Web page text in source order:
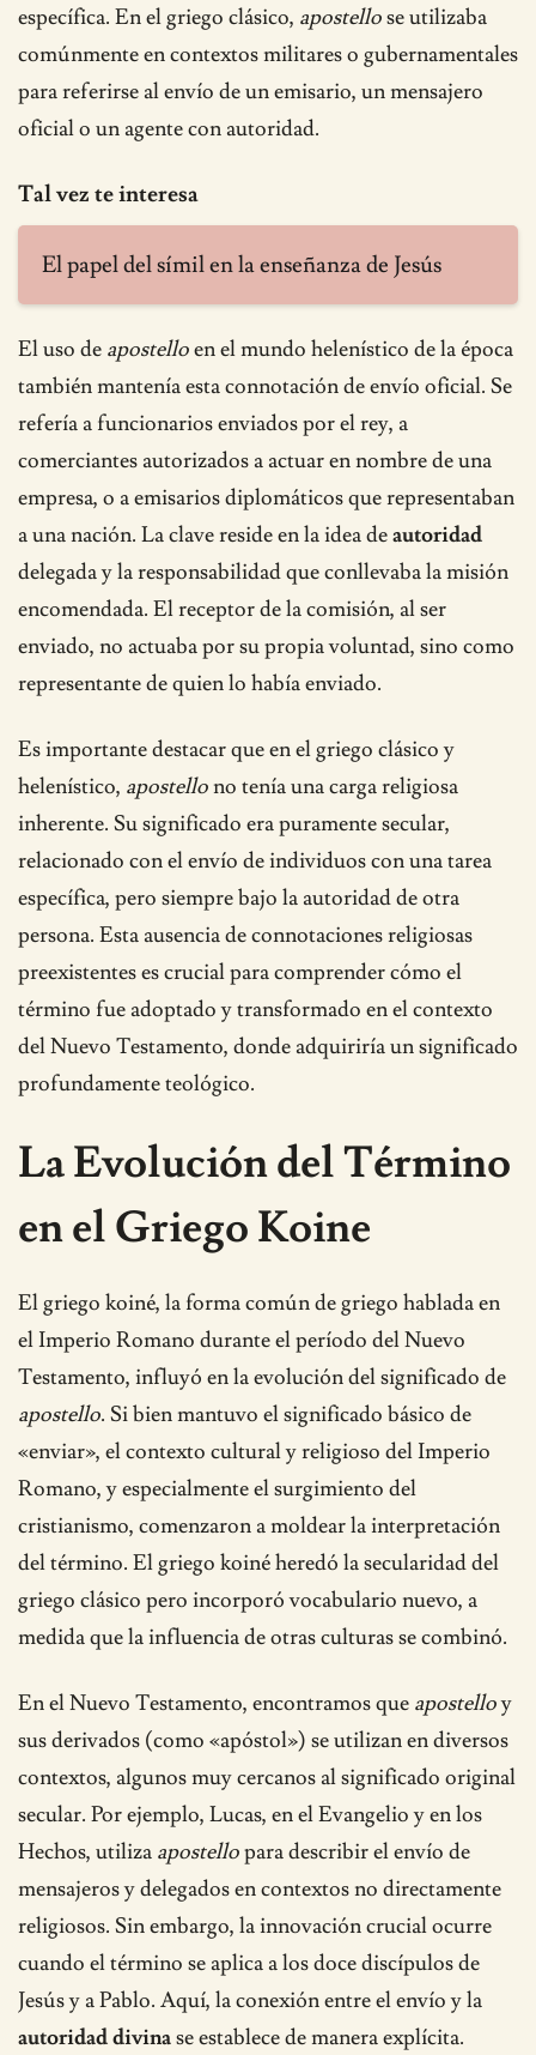
específica. En el griego clásico, apostellose utilizaba
comúnmente en contextos militares o gubernamentales
para referirse al envío de un emisario, un mensajero
oficial o un agente con autoridad.
Tal vez te interesa
El papel del símil en la enseñanza de Jesús
El uso de apostelloen el mundo helenístico de la época
también mantenía esta connotación de envío oficial. Se
refería a funcionarios enviados por el rey, a
comerciantes autorizados a actuar en nombre de una
empresa, o a emisarios diplomáticos que representaban
a una nación. La clave reside en la idea deautoridad
delegada y la responsabilidad que conllevaba la misión
encomendada. El receptor de la comisión, al ser
enviado, no actuaba por su propia voluntad, sino como
representante de quien lo había enviado.
Es importante destacar que en el griego clásico y
helenístico, apostellono tenía una carga religiosa
inherente. Su significado era puramente secular,
relacionado con el envío de individuos con una tarea
específica, pero siempre bajo la autoridad de otra
persona. Esta ausencia de connotaciones religiosas
preexistentes es crucial para comprender cómo el
término fue adoptado y transformado en el contexto
del Nuevo Testamento, donde adquiriría un significado
profundamente teológico.
La Evolución del Término
en el Griego Koine
El griego koiné, la forma común de griego hablada en
el Imperio Romano durante el período del Nuevo
Testamento, influyó en la evolución del significado de
apostello. Si bien mantuvo el significado básico de
«enviar», el contexto cultural y religioso del Imperio
Romano, y especialmente el surgimiento del
cristianismo, comenzaron a moldear la interpretación
del término. El griego koiné heredó la secularidad del
griego clásico pero incorporó vocabulario nuevo, a
medida que la influencia de otras culturas se combinó.
En el Nuevo Testamento, encontramos que apostelloy
sus derivados (como «apóstol») se utilizan en diversos
contextos, algunos muy cercanos al significado original
secular. Por ejemplo, Lucas, en el Evangelio y en los
Hechos, utiliza apostellopara describir el envío de
mensajeros y delegados en contextos no directamente
religiosos. Sin embargo, la innovación crucial ocurre
cuando el término se aplica a los doce discípulos de
Jesús y a Pablo. Aquí, la conexión entre el envío y la
autoridad divinase establece de manera explícita.